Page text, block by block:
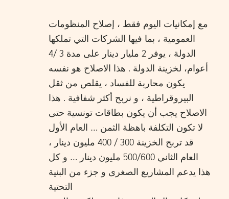
مع إمكانيات اليوم فقط ، إصلاح المنظومات
العمومية ، بما فيها الشركات التي تملكها
الدولة ، يوفر 2 مليار دينار على مدة 3 /4
أعوام، لخزينة الدولة . هذا الاصلاح هو نفسه
يكون محاربة للفساد ، يقلص من ثقل
البيروقراطية ، و نربح أكثر شفافية . هذا
الاصلاح يجب أن يكون بطاقات تونسية حتى
لا تكون التكلفة باهظة الثمن … العام الأول
قد تربح الخزينة 300 / 400 مليون دينار ،
العام الثاني 500/600 مليون دينار … و كل
هذا يدعم المشاريع الصغرى و جزء من البنية
التحتية